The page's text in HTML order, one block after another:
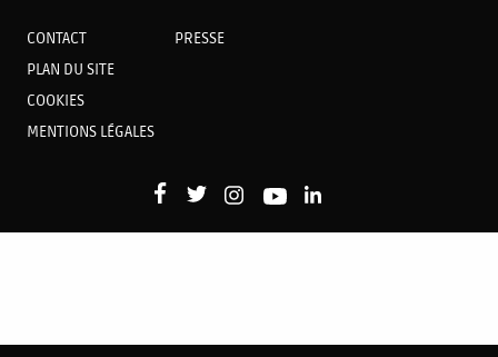
CONTACT
PLAN DU SITE
COOKIES
MENTIONS LÉGALES
PRESSE